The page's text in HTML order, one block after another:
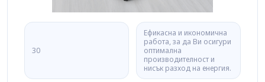
30
Ефикасна и икономична
работа, за да Ви осигури
оптимална
производителност и
нисък разход на енергия.